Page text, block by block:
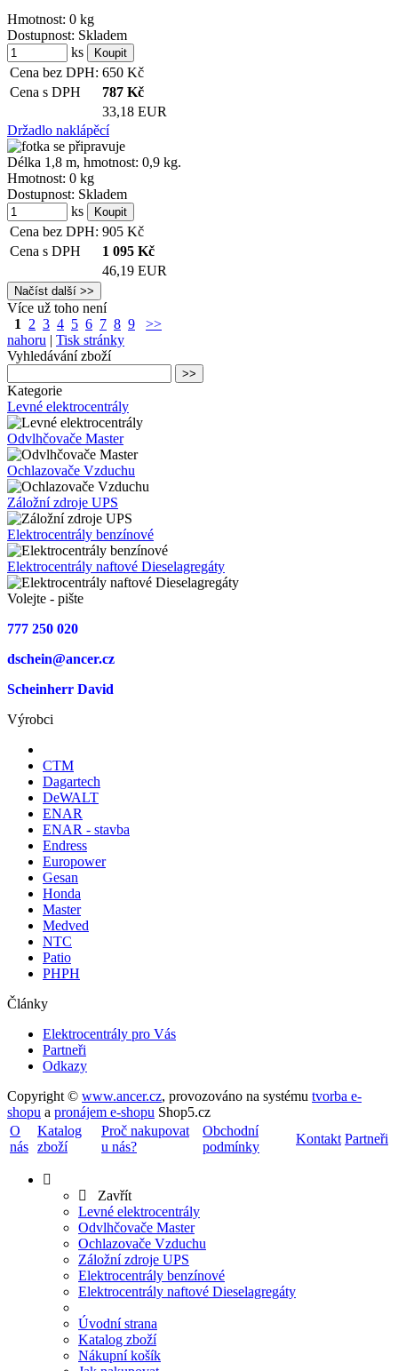
Hmotnost: 0 kg
Dostupnost: Skladem
ks
Cena bez DPH: 650 Kč
Cena s DPH
787 Kč
33,18 EUR
Držadlo naklápěcí
Délka 1,8 m, hmotnost: 0,9 kg.
Hmotnost: 0 kg
Dostupnost: Skladem
ks
Cena bez DPH: 905 Kč
Cena s DPH
1 095 Kč
46,19 EUR
Více už toho není
1 2 3 4 5 6 7 8 9
>>
nahoru | Tisk stránky
Vyhledávání zboží
Kategorie
Levné elektrocentrály
Odvlhčovače Master
Ochlazovače Vzduchu
Záložní zdroje UPS
Elektrocentrály benzínové
Elektrocentrály naftové Dieselagregáty
Volejte - pište
777 250 020
dschein@ancer.cz
Scheinherr David
Výrobci
CTM
Dagartech
DeWALT
ENAR
ENAR - stavba
Endress
Europower
Gesan
Honda
Master
Medved
NTC
Patio
PHPH
Články
Elektrocentrály pro Vás
Partneři
Odkazy
Copyright © www.ancer.cz, provozováno na systému tvorba e-
shopu a pronájem e-shopu Shop5.cz
O
nás
Katalog
zboží
Proč nakupovat
u nás?
Obchodní
podmínky
Kontakt Partneři
Zavřít
Levné elektrocentrály
Odvlhčovače Master
Ochlazovače Vzduchu
Záložní zdroje UPS
Elektrocentrály benzínové
Elektrocentrály naftové Dieselagregáty
Úvodní strana
Katalog zboží
Nákupní košík